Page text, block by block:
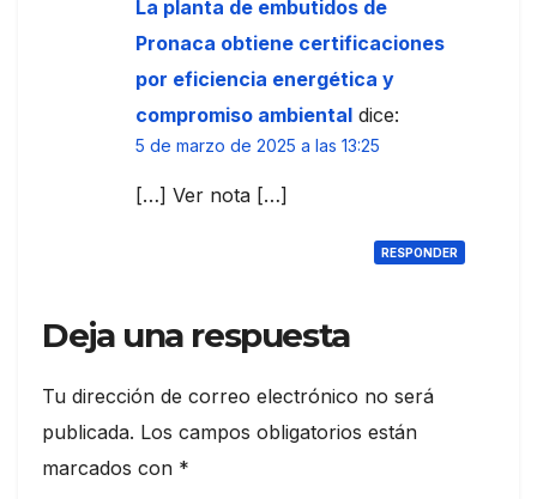
La planta de embutidos de
Pronaca obtiene certificaciones
por eficiencia energética y
compromiso ambiental dice:
5 de marzo de 2025 a las 13:25
[…] Ver nota […]
RESPONDER
Deja una respuesta
Tu dirección de correo electrónico no será
publicada. Los campos obligatorios están
marcados con *